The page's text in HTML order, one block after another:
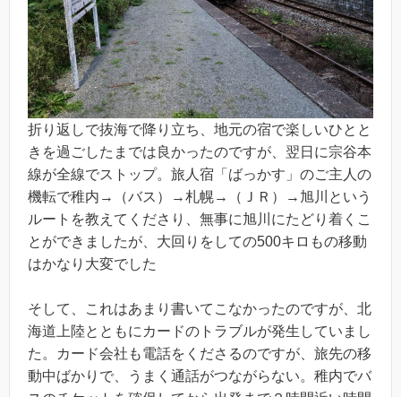
折り返しで抜海で降り立ち、地元の宿で楽しいひとと
きを過ごしたまでは良かったのですが、翌日に宗谷本
線が全線でストップ。旅人宿「ばっかす」のご主人の
機転で稚内→（バス）→札幌→（ＪＲ）→旭川という
ルートを教えてくださり、無事に旭川にたどり着くこ
とができましたが、大回りをしての500キロもの移動
はかなり大変でした
そして、これはあまり書いてこなかったのですが、北
海道上陸とともにカードのトラブルが発生していまし
た。カード会社も電話をくださるのですが、旅先の移
動中ばかりで、うまく通話がつながらない。稚内でバ